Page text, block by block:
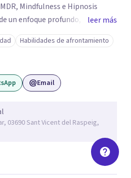
Mindfulness e Hipnosis
un enfoque profundo,
cada persona. También
crecimiento personal y terapia
emocional, la búsqueda de
y la conexión interior. Mi
a comprenderse mejor,
mayor equilibrio y plenitud.
leer más
Habilidades de afrontamiento
Email
03690 Sant Vicent del Raspeig,